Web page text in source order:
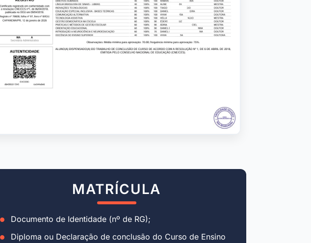
MATRÍCULA
Documento de Identidade (nº de RG);
Diploma ou Declaração de conclusão do Curso de Ensino